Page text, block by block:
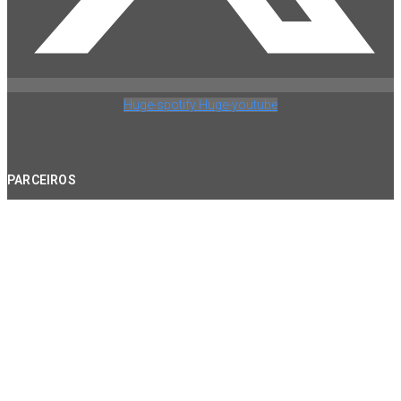
Huge-spotify Huge-youtube
PARCEIROS